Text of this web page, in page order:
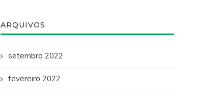
ARQUIVOS
setembro 2022
fevereiro 2022